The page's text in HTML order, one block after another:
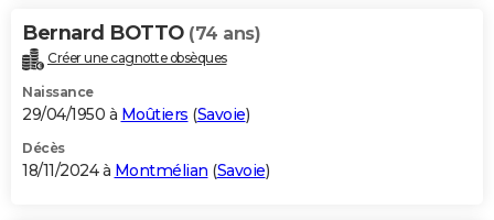
Bernard BOTTO (74 ans)
Créer une cagnotte obsèques
Naissance
29/04/1950 à Moûtiers (Savoie)
Décès
18/11/2024 à Montmélian (Savoie)